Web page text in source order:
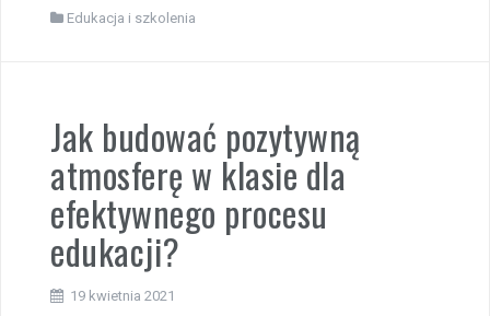
Edukacja i szkolenia
Jak budować pozytywną
atmosferę w klasie dla
efektywnego procesu
edukacji?
19 kwietnia 2021